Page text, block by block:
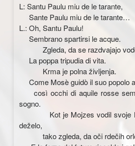
L: Santu Paulu miu de le tarante,
Sante Paulu miu de le tarante…
L.: Oh, Santu Paulu!
Sembrano spartirsi le acque.
Zgleda, da se razdvajajo
La poppa tripudia di vita.
Krma je polna življenja.
Come Mosè guidò il suo popolo
così occhi di aquile rosse
sogno.
Kot je Mojzes vodil svoje
deželo,
tako zgleda, da oči rdečih